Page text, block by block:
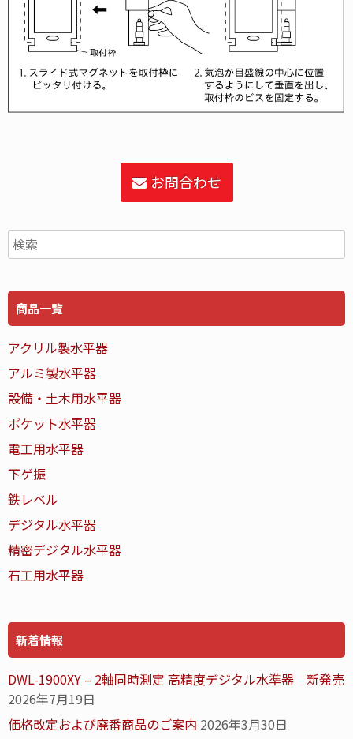
お問合わせ
商品一覧
アクリル製水平器
アルミ製水平器
設備・土木用水平器
ポケット水平器
電工用水平器
下ゲ振
鉄レベル
デジタル水平器
精密デジタル水平器
石工用水平器
新着情報
DWL-1900XY – 2軸同時測定 高精度デジタル水準器 新発売
2026年7月19日
価格改定および廃番商品のご案内 2026年3月30日